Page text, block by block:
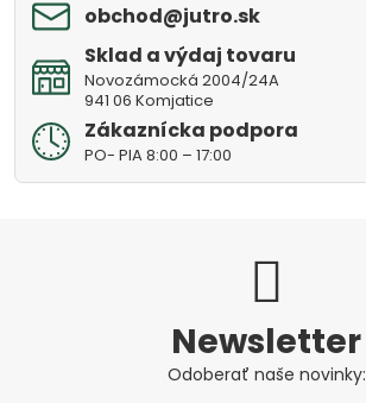
obchod​@jutro​.sk
Sklad a výdaj tovaru
Novozámocká 2004/24A
941 06 Komjatice
Zákaznícka podpora
PO- PIA 8:00 – 17:00
Newsletter
Odoberať naše novinky: